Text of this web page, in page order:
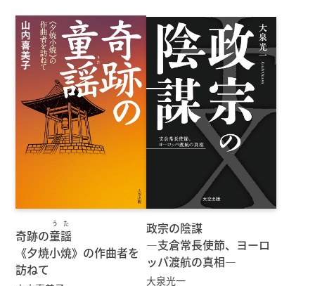
奇跡の童謡
うた
《夕焼小焼》の作曲者を
訪ねて
政宗の陰謀
—支倉常長使節、ヨーロ
ッパ渡航の真相—
大泉光一